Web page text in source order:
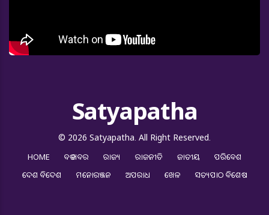
Satyapatha
© 2026 Satyapatha. All Right Reserved.
HOME ବଡ ଖବର ରାଜ୍ୟ ରାଜନୀତି ଜାତୀୟ
ପରିବେଶ
ଦେଶ ବିଦେଶ
ମନୋରଞ୍ଜନ ଅପରାଧ ଖେଳ ସତ୍ୟପାଠ ବିଶେଷ